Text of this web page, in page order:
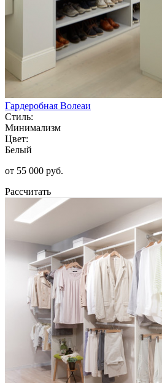
Гардеробная Волеаи
Стиль:
Минимализм
Цвет:
Белый
от 55 000 руб.
Рассчитать